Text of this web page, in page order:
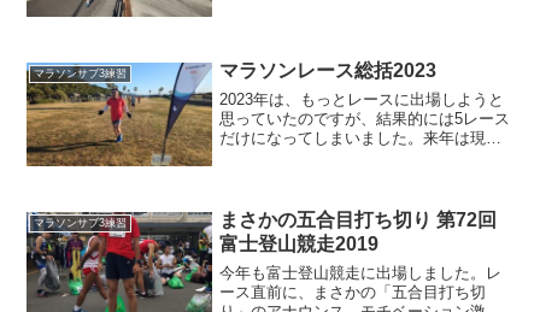
マラソンサブ3練習 マラソンレース総括2023
2023年は、もっとレースに出場しようと
思っていたのですが、結果的には5レース
だけになってしまいました。来年は現時
マラソンサブ3練習
まさかの五合目打ち切り 第72回
富士登山競走2019
今年も富士登山競走に出場しました。レ
ース直前に、まさかの「五合目打ち切